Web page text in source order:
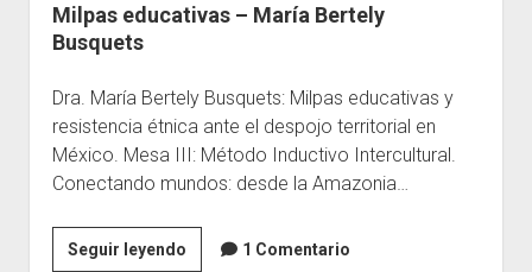
Escuelas
Milpas educativas – María Bertely
Busquets
Dra. María Bertely Busquets: Milpas educativas y
resistencia étnica ante el despojo territorial en
México. Mesa III: Método Inductivo Intercultural.
Conectando mundos: desde la Amazonia…
Seguir leyendoMilpas 1 Comentario